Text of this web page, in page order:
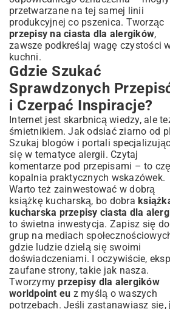
przetwarzane na tej samej linii
produkcyjnej co pszenica. Tworząc
przepisy na ciasta dla alergików,
zawsze podkreślaj wagę czystości
kuchni.
Gdzie Szukać
Sprawdzonych
i Czerpać Inspiracje?
Internet jest skarbnicą wiedzy, ale
śmietnikiem. Jak odsiać ziarno od
Szukaj blogów i portali
się w tematyce alergii. Czytaj
komentarze pod przepisami – to
kopalnia praktycznych wskazówek.
Warto też zainwestować w dobrą
książkę kucharską, bo dobra
kucharska przepisy ciasta dla
to świetna inwestycja. Zapisz się do
grup na mediach
gdzie ludzie dzielą się swoimi
doświadczeniami. I oczywiście,
zaufane strony, takie jak nasza.
Tworzymyprzepisy dla alergików
worldpoint eu z myślą o waszych
potrzebach. Jeśli zastanawiasz się,